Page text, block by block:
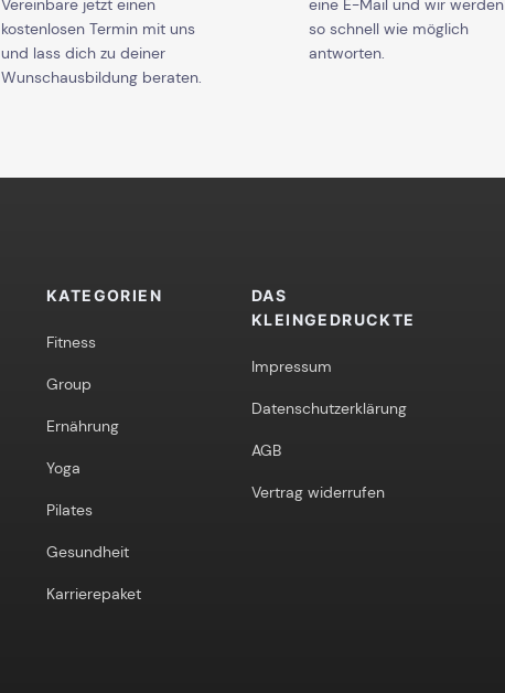
Vereinbare jetzt einen
kostenlosen Termin mit uns
und lass dich zu deiner
Wunschausbildung beraten.
eine E-Mail und wir werden
so schnell wie möglich
antworten.
KATEGORIEN
Fitness
Group
Ernährung
Yoga
Pilates
Gesundheit
Karrierepaket
DAS
KLEINGEDRUCKTE
Impressum
Datenschutzerklärung
AGB
Vertrag widerrufen